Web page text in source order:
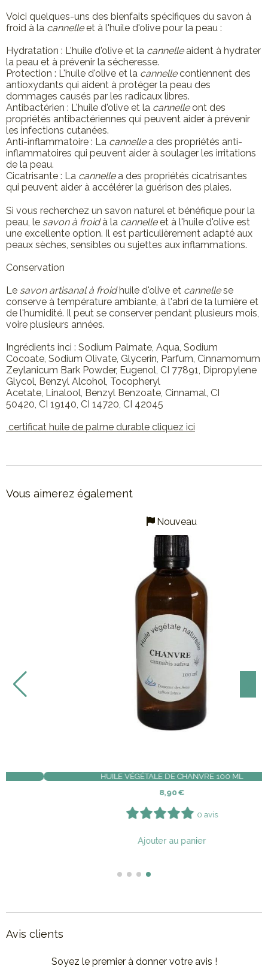
Voici quelques-uns des bienfaits spécifiques du savon à
froid à la cannelleet à l'huile d'olive pour la peau :
Hydratation : L'huile d'olive et la cannelleaident à hydrater
la peau et à prévenir la sécheresse.
Protection : L'huile d'olive et la cannellecontiennent des
antioxydants qui aident à protéger la peau des
dommages causés par les radicaux libres.
Antibactérien : L'huile d'olive et la cannelleont des
propriétés antibactériennes qui peuvent aider à prévenir
les infections cutanées.
Anti-inflammatoire : La cannellea des propriétés anti-
inflammatoires qui peuvent aider à soulager les irritations
de la peau.
Cicatrisante : La cannellea des propriétés cicatrisantes
qui peuvent aider à accélérer la guérison des plaies.
Si vous recherchez un savon naturel et bénéfique pour la
peau, le savon à froidà la cannelleet à l'huile d'olive est
une excellente option. Il est particulièrement adapté aux
peaux sèches, sensibles ou sujettes aux inflammations.
Conservation
Le savon artisanal à froidhuile d'olive et cannellese
conserve à température ambiante, à l'abri de la lumière et
de l'humidité. Il peut se conserver pendant plusieurs mois,
voire plusieurs années.
Ingrédients inci : Sodium Palmate, Aqua, Sodium
Cocoate, Sodium Olivate, Glycerin, Parfum, Cinnamomum
Zeylanicum Bark Powder, Eugenol, CI 77891, Dipropylene
Glycol, Benzyl Alcohol, Tocopheryl
Acetate, Linalool, Benzyl Benzoate, Cinnamal, CI
50420, CI 19140, CI 14720, CI 42045
certificat huile de palme durable cliquez ici
Vous aimerez également
BOUGIE SOJA EN POT POMME CANNELLE
0 avis
Ajouter au panier
Avis clients
Soyez le premier à donner votre avis !